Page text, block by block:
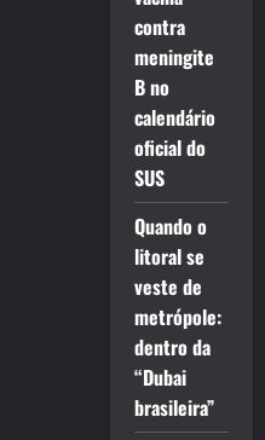
contra
meningite
B no
calendário
oficial do
SUS
Quando o
litoral se
veste de
metrópole:
dentro da
“Dubai
brasileira”